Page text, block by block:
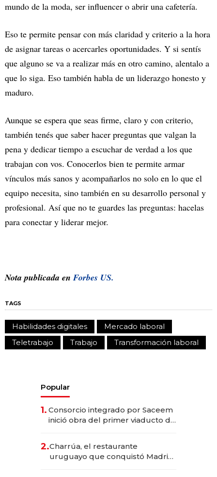
mundo de la moda, ser influencer o abrir una cafetería.
Eso te permite pensar con más claridad y criterio a la hora
de asignar tareas o acercarles oportunidades. Y si sentís
que alguno se va a realizar más en otro camino, alentalo a
que lo siga. Eso también habla de un liderazgo honesto y
maduro.
Aunque se espera que seas firme, claro y con criterio,
también tenés que saber hacer preguntas que valgan la
pena y dedicar tiempo a escuchar de verdad a los que
trabajan con vos. Conocerlos bien te permite armar
vínculos más sanos y acompañarlos no solo en lo que el
equipo necesita, sino también en su desarrollo personal y
profesional. Así que no te guardes las preguntas: hacelas
para conectar y liderar mejor.
Nota publicada enForbes US.
TAGS
Habilidades digitales
Mercado laboral
Teletrabajo
Trabajo Transformación laboral
Popular
1. Consorcio integrado por Saceem
inició obra del primer viaducto de
millones
2.Charrúa, el restaurante
uruguayo que conquistó Madrid: